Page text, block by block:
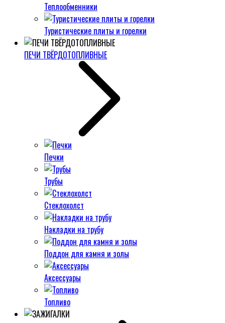
Теплообменники
Туристические плиты и горелки
ПЕЧИ ТВЁРДОТОПЛИВНЫЕ
Печки
Трубы
Стеклохолст
Накладки на трубу
Поддон для камня и золы
Аксессуары
Топливо